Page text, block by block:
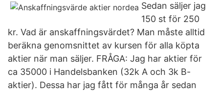
Sedan säljer jag
150 st för 250
kr. Vad är anskaffningsvärdet? Man måste alltid
beräkna genomsnittet av kursen för alla köpta
aktier när man säljer. FRÅGA: Jag har aktier för
ca 35000 i Handelsbanken (32k A och 3k B-
aktier). Dessa har jag fått för många år sedan